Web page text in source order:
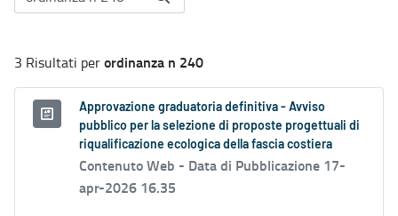
3 Risultati perordinanza n 240
Approvazione graduatoria definitiva - Avviso
pubblico per la selezione di proposte progettuali di
riqualificazione ecologica della fascia costiera
Contenuto Web - Data di Pubblicazione 17-
apr-2026 16.35